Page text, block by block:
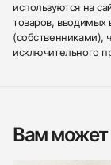
используются на
товаров, вводимых
(собственниками),
исключительного
Вам может